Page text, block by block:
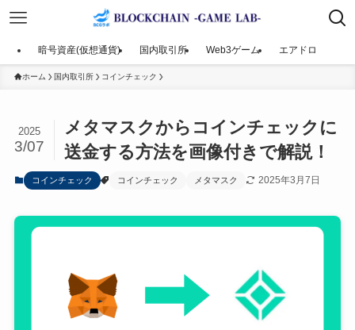
暗号資産(仮想通貨) 国内取引所 Web3ゲーム エアドロ
ホーム 国内取引所 コインチェック
メタマスクからコインチェックに
送金する方法を画像付きで解説！
2025
3/07
コインチェック コインチェック メタマスク 2025年3月7日